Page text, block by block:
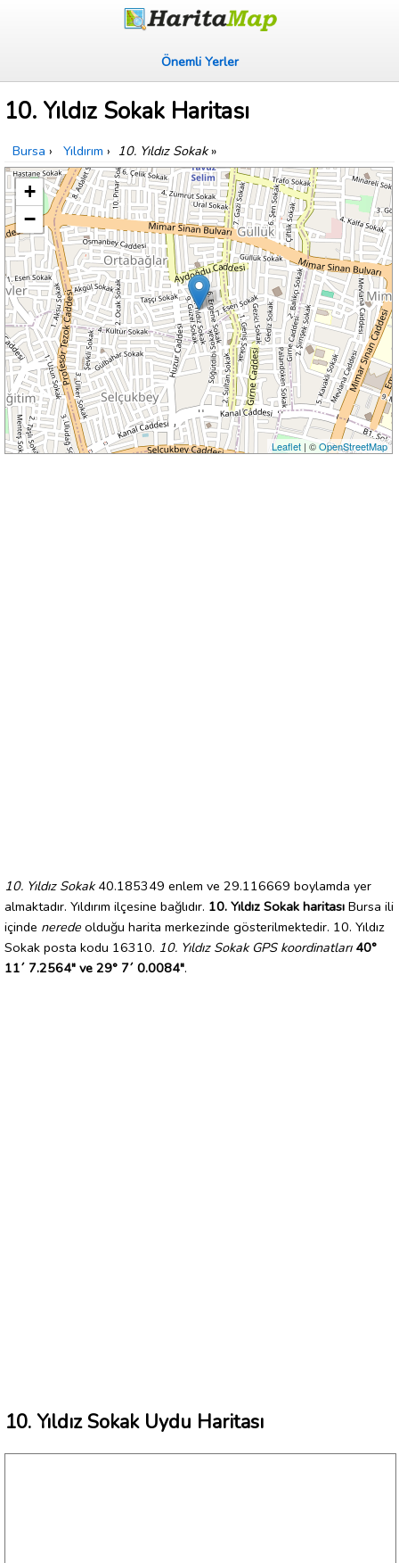
Önemli Yerler
10. Yıldız Sokak Haritası
Bursa › Yıldırım › 10. Yıldız Sokak»
+
−
Leaflet| ©OpenStreetMap
10. Yıldız Sokak40.185349 enlem ve 29.116669 boylamda yer
almaktadır. Yıldırım ilçesine bağlıdır. 10. Yıldız Sokak haritası Bursa ili
içinde nerede olduğu harita merkezinde gösterilmektedir. 10. Yıldız
Sokak posta kodu 16310. 10. Yıldız Sokak GPS koordinatları 40°
11´ 7.2564" ve 29° 7´ 0.0084".
10. Yıldız Sokak Uydu Haritası